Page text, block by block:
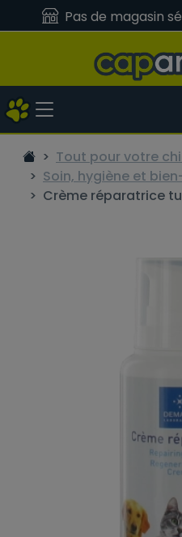
Pas de magasin
Tout pour votre
Soin, hygiène et
Crème réparatrice